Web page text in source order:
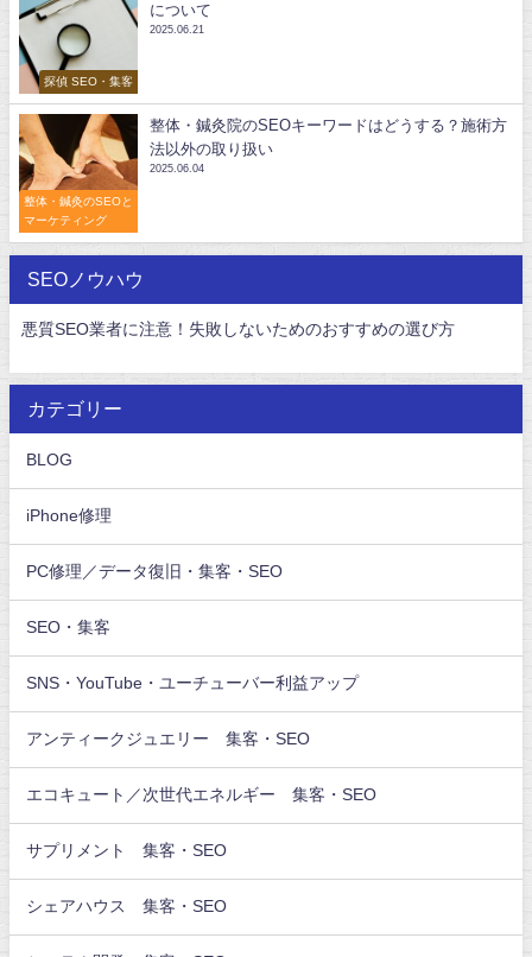
探偵 SEO・集客
について
2025.06.21
整体・鍼灸のSEOと
マーケティング
整体・鍼灸院のSEOキーワードはどうする？施術方
法以外の取り扱い
2025.06.04
SEOノウハウ
悪質SEO業者に注意！失敗しないためのおすすめの選び方
カテゴリー
BLOG
iPhone修理
PC修理／データ復旧・集客・SEO
SEO・集客
SNS・YouTube・ユーチューバー利益アップ
アンティークジュエリー 集客・SEO
エコキュート／次世代エネルギー 集客・SEO
サプリメント 集客・SEO
シェアハウス 集客・SEO